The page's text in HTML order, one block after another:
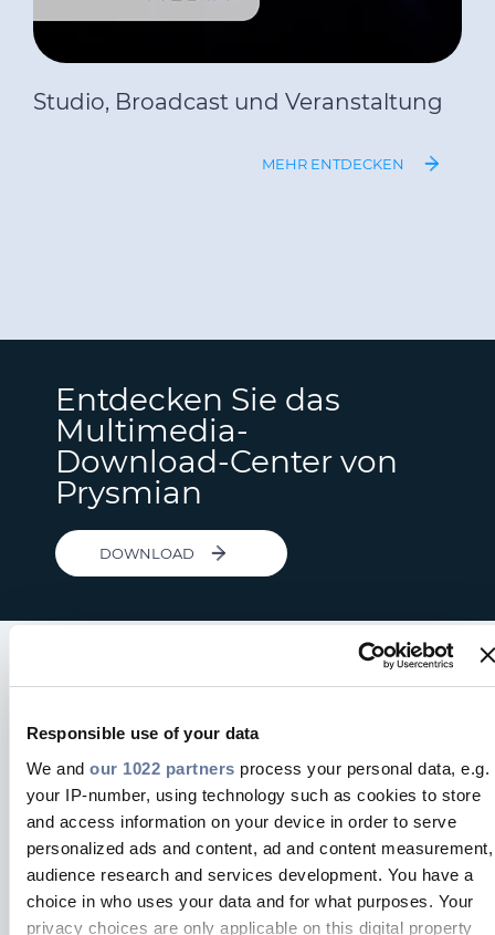
Responsible use of your data
We and our 1022 partners process your personal data, e.g.
your IP-number, using technology such as cookies to store
and access information on your device in order to serve
personalized ads and content, ad and content measurement,
audience research and services development. You have a
choice in who uses your data and for what purposes. Your
privacy choices are only applicable on this digital property
Studio, Broadcast und Veranstaltung
MEHR ENTDECKEN
Entdecken Sie das
Multimedia-
Download-Center von
Prysmian
DOWNLOAD
Informationauf Knopfdruck
Wir unterstützen Großhändler,
Wiederverkäufer und OEMs mit
Lösungen, die sowohl den aktuellen
als auch den zukünftigen
Anforderungen –auch mit größeren
Bandbreiten-gerecht werden – .